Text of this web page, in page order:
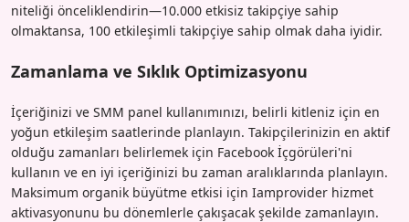
niteliği önceliklendirin—10.000 etkisiz takipçiye sahip
olmaktansa, 100 etkileşimli takipçiye sahip olmak daha iyidir.
Zamanlama ve Sıklık Optimizasyonu
İçeriğinizi ve SMM panel kullanımınızı, belirli kitleniz için en
yoğun etkileşim saatlerinde planlayın. Takipçilerinizin en aktif
olduğu zamanları belirlemek için Facebook İçgörüleri'ni
kullanın ve en iyi içeriğinizi bu zaman aralıklarında planlayın.
Maksimum organik büyütme etkisi için Iamprovider hizmet
aktivasyonunu bu dönemlerle çakışacak şekilde zamanlayın.